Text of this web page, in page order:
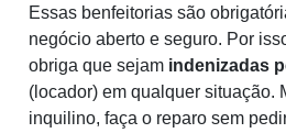
Essas benfeitorias são
negócio aberto e seguro. Por
obriga que sejam indenizadas
(locador) em qualquer situação.
inquilino, faça o reparo sem